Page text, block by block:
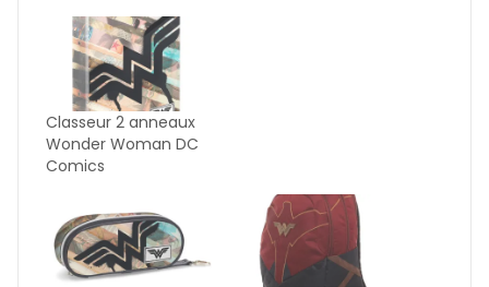
Classeur 2 anneaux
Wonder Woman DC
Comics